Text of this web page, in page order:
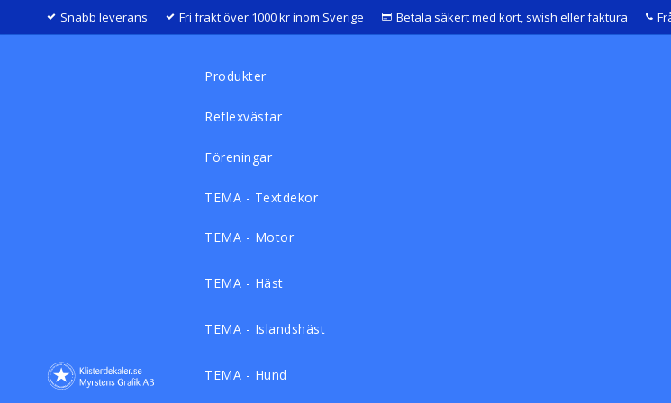
Snabb leverans Fri frakt över 1000 kr inom Sverige Betala säkert med kort, swish eller faktura
Produkter
Reflexvästar
Föreningar
TEMA - Textdekor
TEMA - Motor
TEMA - Häst
TEMA - Islandshäst
TEMA - Hund